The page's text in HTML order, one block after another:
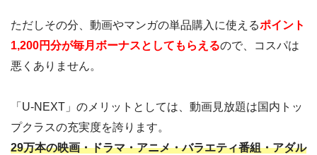
ただしその分、動画やマンガの単品購入に使えるポイント
1,200円分が毎月ボーナスとしてもらえるので、コスパは
悪くありません。
「U-NEXT」のメリットとしては、動画見放題は国内トッ
プクラスの充実度を誇ります。
29万本の映画・ドラマ・アニメ・バラエティ番組・アダル